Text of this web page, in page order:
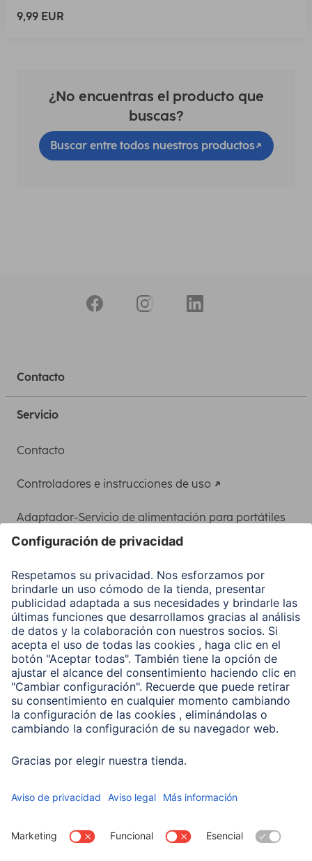
9,99 EUR
¿No encuentras el producto que
buscas?
Buscar entre todos nuestros productos
Contacto
Servicio
Contacto
Controladores e instrucciones de uso
Adaptador-Servicio de alimentación para portátiles
Clientes online
Conviértete en distribuidor
Compañía
Historia de la empresa
Hama en todo el Mundo
Sostenibilidad
Business-Portal